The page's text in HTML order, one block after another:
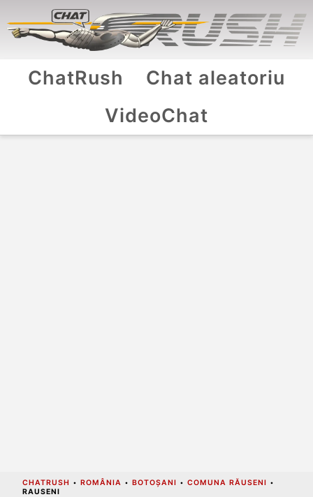
ChatRush
Chat aleatoriu
VideoChat
CHATRUSH • ROMÂNIA • BOTOȘANI • COMUNA RĂUSENI •
RAUSENI